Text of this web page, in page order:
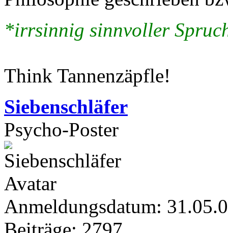
*irrsinnig sinnvoller
Think Tannenzäpfle!
Siebenschläfer
Psycho-Poster
Anmeldungsdatum: